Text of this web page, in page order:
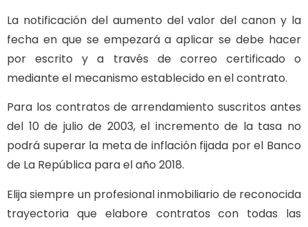
La notificación del aumento del valor del canon y la
fecha en que se empezará a aplicar se debe hacer
por escrito y a través de correo certificado o
mediante el mecanismo establecido en el contrato.
Para los contratos de arrendamiento suscritos antes
del 10 de julio de 2003, el incremento de la tasa no
podrá superar la meta de inflación fijada por el Banco
de La República para el año 2018.
Elija siempre un profesional inmobiliario de reconocida
trayectoria que elabore contratos con todas las